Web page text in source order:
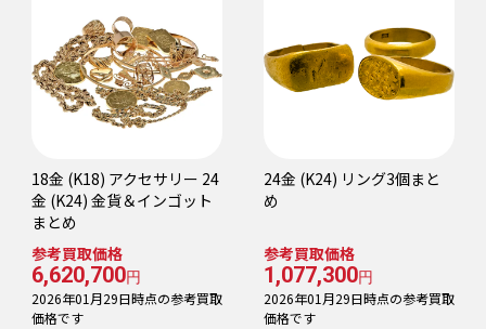
18金 (K18) アクセサリー 24
金 (K24) 金貨＆インゴット
まとめ
参考買取価格
6,620,700円
2026年01月29日時点の参考買取
価格です
24金 (K24) リング3個まと
め
参考買取価格
1,077,300円
2026年01月29日時点の参考買取
価格です